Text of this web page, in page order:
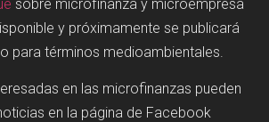
sobre microfinanza y microempresa
y próximamente se publicará
para términos medioambientales.
en las microfinanzas pueden
en la página de Facebook